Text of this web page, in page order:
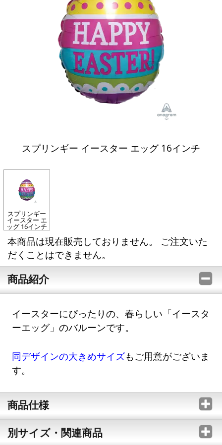
スプリンギー イースター エッグ 16インチ
スプリンギー
イースター エ
ッグ 16インチ
本商品は現在販売しておりません。 ご注文いた
だくことはできません。
商品紹介
イースターにぴったりの、春らしい「イースタ
ーエッグ」のバルーンです。
同デザインの大きめサイズもご用意がございま
す。
商品仕様
別サイズ・関連商品